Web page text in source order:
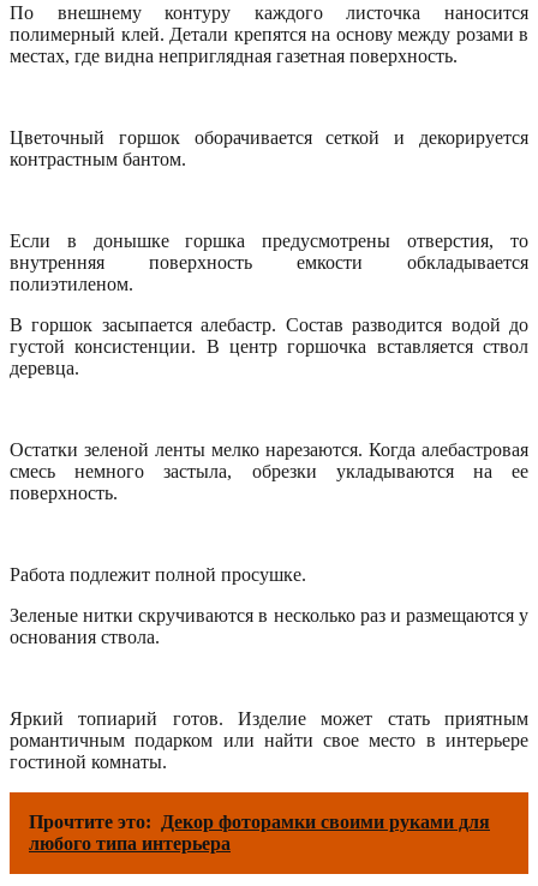
По внешнему контуру каждого листочка наносится
полимерный клей. Детали крепятся на основу между розами в
местах, где видна неприглядная газетная поверхность.
Цветочный горшок оборачивается сеткой и декорируется
контрастным бантом.
Если в донышке горшка предусмотрены отверстия, то
внутренняя поверхность емкости обкладывается
полиэтиленом.
В горшок засыпается алебастр. Состав разводится водой до
густой консистенции. В центр горшочка вставляется ствол
деревца.
Остатки зеленой ленты мелко нарезаются. Когда алебастровая
смесь немного застыла, обрезки укладываются на ее
поверхность.
Работа подлежит полной просушке.
Зеленые нитки скручиваются в несколько раз и размещаются у
основания ствола.
Яркий топиарий готов. Изделие может стать приятным
романтичным подарком или найти свое место в интерьере
гостиной комнаты.
Прочтите это:
Декор фоторамки своими руками для
любого типа интерьера